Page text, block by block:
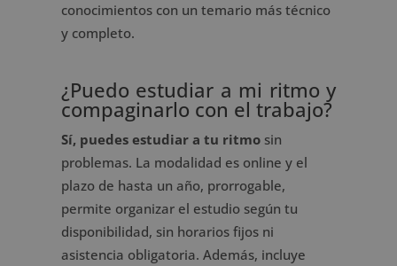
conocimientos con un temario más técnico
y completo.
¿Puedo estudiar a mi ritmo y
compaginarlo con el trabajo?
Sí, puedes estudiar a tu ritmosin
problemas. La modalidad es online y el
plazo de hasta un año, prorrogable,
permite organizar el estudio según tu
disponibilidad, sin horarios fijos ni
asistencia obligatoria. Además, incluye